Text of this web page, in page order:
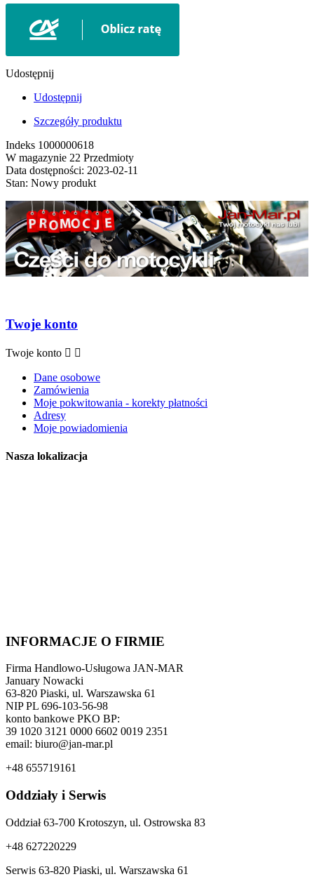
Udostępnij
Udostępnij
Szczegóły produktu
Indeks 1000000618
W magazynie 22 Przedmioty
Data dostępności: 2023-02-11
Stan: Nowy produkt
Twoje konto
Twoje konto  
Dane osobowe
Zamówienia
Moje pokwitowania - korekty płatności
Adresy
Moje powiadomienia
Nasza lokalizacja
INFORMACJE O FIRMIE
Firma Handlowo-Usługowa JAN-MAR
January Nowacki
63-820 Piaski, ul. Warszawska 61
NIP PL 696-103-56-98
konto bankowe PKO BP:
39 1020 3121 0000 6602 0019 2351
email: biuro@jan-mar.pl
+48 655719161
Oddziały i Serwis
Oddział 63-700 Krotoszyn, ul. Ostrowska 83
+48 627220229
Serwis 63-820 Piaski, ul. Warszawska 61